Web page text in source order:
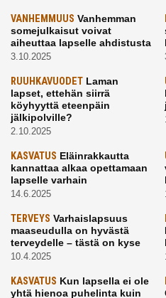
VANHEMMUUS Vanhemman
somejulkaisut voivat
aiheuttaa lapselle ahdistusta
3.10.2025
RUUHKAVUODET Laman
lapset, ettehän siirrä
köyhyyttä eteenpäin
jälkipolville?
2.10.2025
KASVATUS Eläinrakkautta
kannattaa alkaa opettamaan
lapselle varhain
14.6.2025
TERVEYS Varhaislapsuus
maaseudulla on hyvästä
terveydelle – tästä on kyse
10.4.2025
KASVATUS Kun lapsella ei ole
yhtä hienoa puhelinta kuin